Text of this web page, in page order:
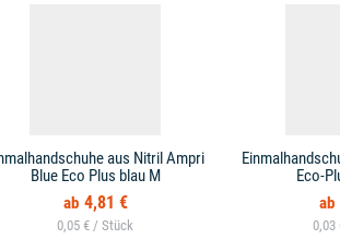
aus Nitril Ampri
Blue Eco Plus blau M
4,81 €
0,05 € /
Eco-